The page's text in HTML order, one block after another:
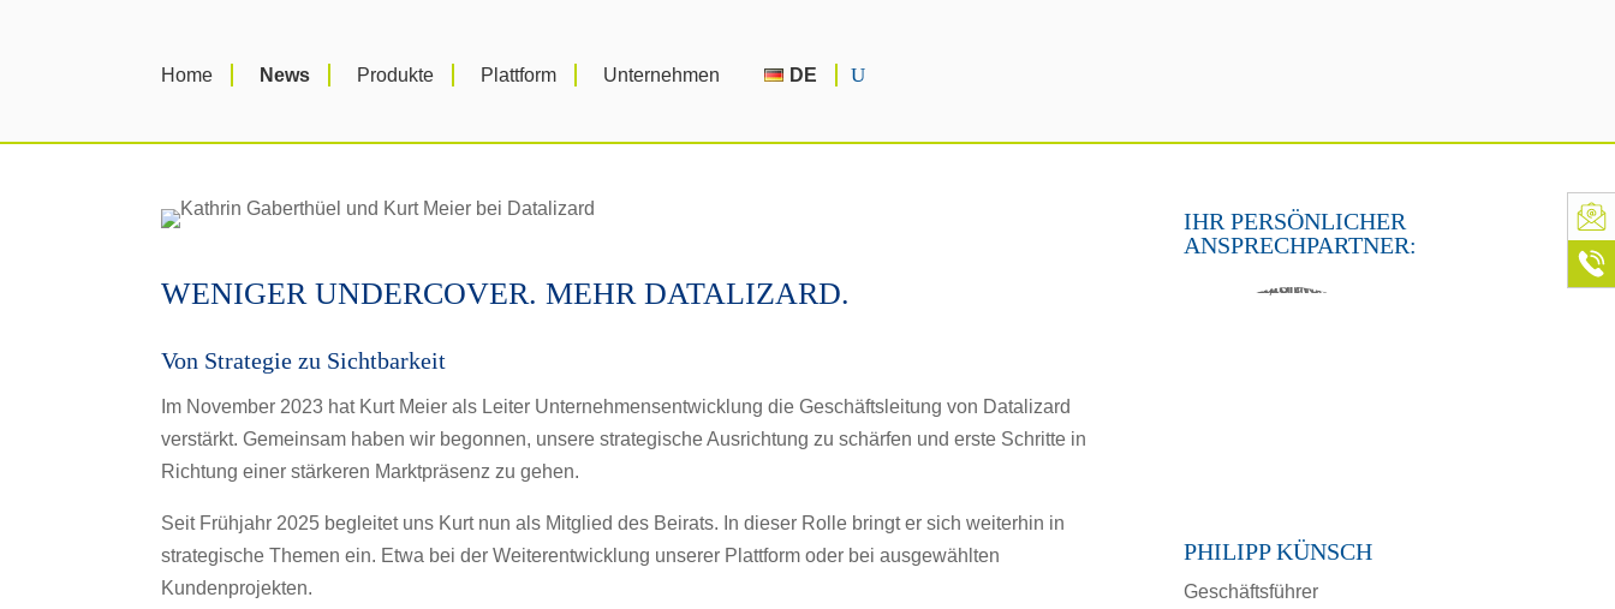
Home News Produkte Plattform Unternehmen DE
WENIGER UNDERCOVER. MEHR DATALIZARD.
Von Strategie zu Sichtbarkeit
Im November 2023 hat Kurt Meier als Leiter Unternehmensentwicklung die Geschäftsleitung von Datalizard
verstärkt. Gemeinsam haben wir begonnen, unsere strategische Ausrichtung zu schärfen und erste Schritte in
Richtung einer stärkeren Marktpräsenz zu gehen.
Seit Frühjahr 2025 begleitet uns Kurt nun als Mitglied des Beirats. In dieser Rolle bringt er sich weiterhin in
strategische Themen ein. Etwa bei der Weiterentwicklung unserer Plattform oder bei ausgewählten
Kundenprojekten.
IHR PERSÖNLICHER
ANSPRECHPARTNER:
PHILIPP KÜNSCH
Geschäftsführer